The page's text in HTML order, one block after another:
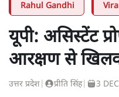
Rahul Gandhi
यूपी: असिस्टेंट
आरक्षण से
उत्तर प्रदेश प्रीति सिंह| 3